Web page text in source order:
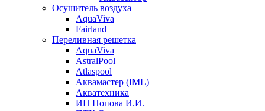
Осушитель воздуха
AquaViva
Fairland
Переливная решетка
AquaViva
AstralPool
Atlaspool
Аквамастер (IML)
Акватехника
ИП Попова И.И.